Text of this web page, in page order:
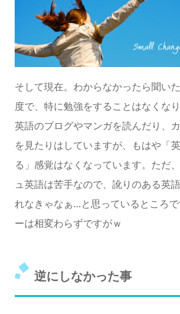
そして現在。わからなかったら聞い
度で、特に勉強をすることはなくな
英語のブログやマンガを読んだり、
を見たりはしていますが、もはや「
る」感覚はなくなっています。ただ
ュ英語は苦手なので、訛りのある英
れなきゃなぁ…と思っているところ
ーは相変わらずですがｗ
逆にしなかった事